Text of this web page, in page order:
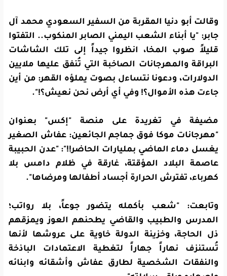
وقالت أبو دنيا المقربة من السفير السعودي محمد آل
جابر: "يا أبناء الشعب اليمني الصابر المنكوب.. التفتوا
قليلاً صوب المخا، انظروا جيداً إلى تلك الشاشات
البراقة والمهرجانات الصاخبة التي تُنفق عليها ملايين
الدولارات، ودعونا نتساءل بصوت يملؤه القهر: من أين
جاءت هذه الأموال؟! وفي أي أرض نحن نعيش؟!".
مضيفة في تغريدة على منصة "إكس" بعنوان
"مهرجانات موكا فوق جماجم الجائعين: عفاش الصغير
يغسل دماء الماضي بمليارات الحاضر!!": "عدن الحبيبة
عاصمة البلاد المؤقتة، غارقة في ظلام دامس بلا
كهرباء، تفترش الحرارة أجساد أطفالها ومرضاها".
وتابعت: "شعب بأكمله يتضور جوعاً، بلا رواتب؛
المدرس والطبيب والقاضي يطحنهم العوز ويمزقهم
ذل الحاجة، وخزينة الدولة خاوية على عروشها لأنها
تُستنزف نهاراً جهاراً لتغطية الاعتمادات الباذخة
والنفقات الشخصية لطارق عفاش وأشقائه وابنائه